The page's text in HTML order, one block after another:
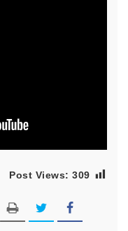
Post Views: 309